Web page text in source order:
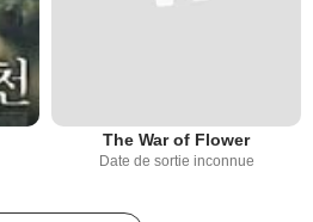
The War of Flower
Date de sortie inconnue